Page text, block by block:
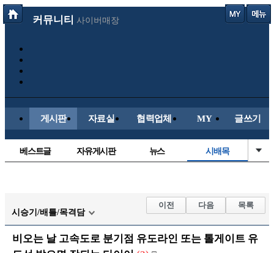
커뮤니티 사이버매장
게시판 자료실 협력업체 MY 글쓰기
베스트글 자유게시판 뉴스 시배목
해외축구
국내축구
시승기/배틀/목격담
이전 다음 목록
비오는 날 고속도로 분기점 유도라인 또는 톨게이트 유